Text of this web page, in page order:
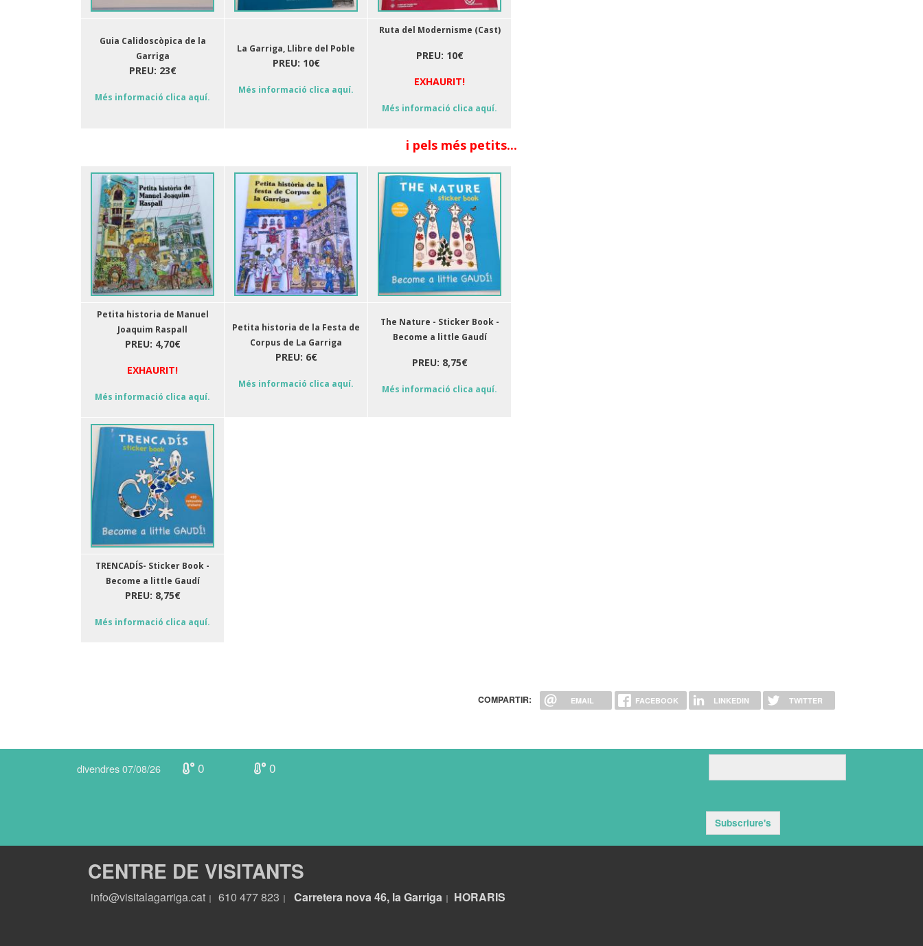
Guia Calidoscòpica de la
Garriga
PREU: 23€
Més informació clica aquí.
La Garriga, Llibre del Poble
PREU: 10€
Més informació clica aquí.
Ruta del Modernisme (Cast)
PREU: 10€
EXHAURIT!
Més informació clica aquí.
i pels més petits...
Petita historia de Manuel
Joaquim Raspall
PREU: 4,70€
EXHAURIT!
Més informació clica aquí.
Petita historia de la Festa de
Corpus de La Garriga
PREU: 6€
Més informació clica aquí.
The Nature - Sticker Book -
Become a little Gaudí
PREU: 8,75€
Més informació clica aquí.
TRENCADÍS- Sticker Book -
Become a little Gaudí
PREU: 8,75€
Més informació clica aquí.
COMPARTIR: EMAIL FACEBOOK LINKEDIN TWITTER
divendres 07/08/26 0 0
Subscriure's
CENTRE DE VISITANTS
info@visitalagarriga.cat 610 477 823 Carretera nova 46, la Garriga HORARIS